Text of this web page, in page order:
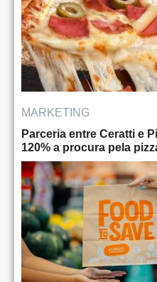
MARKETING
Parceria entre Ceratti e
120% a procura pela